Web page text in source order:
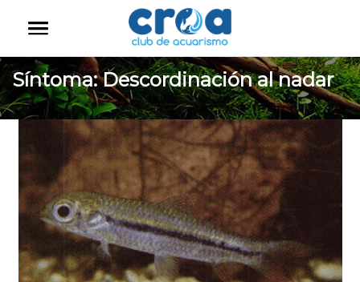
Síntoma:Descordinación al nadar